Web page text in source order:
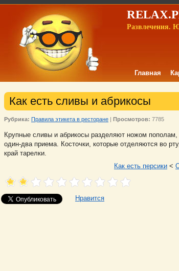
Развлечения.
Главная
Как есть сливы и абрикосы
Рубрика: Правила этикета в ресторане | Просмотров: 7785
Крупные сливы и абрикосы разделяют ножом
один-два приема. Косточки, которые отделяются во
край тарелки.
Как есть персики <
Нравится